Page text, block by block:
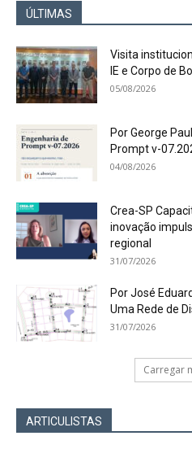
ÚLTIMAS
Visita
IE e Corpo de
05/08/2026
Por George
Prompt v-
04/08/2026
Crea-SP
inovação
regional
31/07/2026
Por José
Uma Rede de
31/07/2026
Carregar
ARTICULISTAS